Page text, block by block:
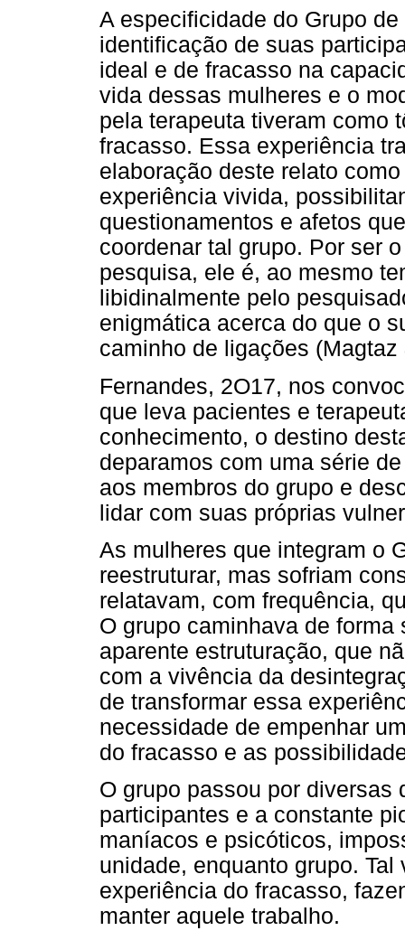
A especificidade do Grupo
identificação de suas
ideal e de fracasso na
vida dessas mulheres e o
pela terapeuta tiveram como
fracasso. Essa experiência
elaboração deste relato
experiência vivida,
questionamentos e afetos
coordenar tal grupo. Por ser
pesquisa, ele é, ao mesmo
libidinalmente pelo
enigmática acerca do que o
caminho de ligações
Fernandes, 2O17, nos
que leva pacientes e
conhecimento, o destino
deparamos com uma série
aos membros do grupo e
lidar com suas próprias
As mulheres que integram o
reestruturar, mas sofriam
relatavam, com frequência,
O grupo caminhava de
aparente estruturação, que
com a vivência da
de transformar essa
necessidade de empenhar
do fracasso e as
O grupo passou por
participantes e a constante
maníacos e psicóticos,
unidade, enquanto grupo.
experiência do fracasso,
manter aquele trabalho.